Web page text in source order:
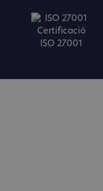
Certificació
ISO 27001